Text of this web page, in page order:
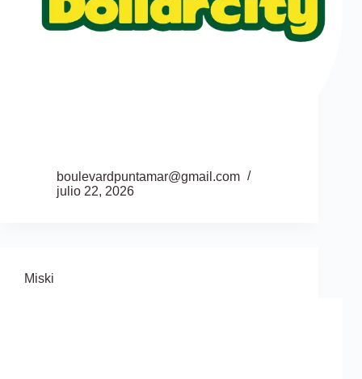
boulevardpuntamar@gmail.com
julio 22, 2026
Miski